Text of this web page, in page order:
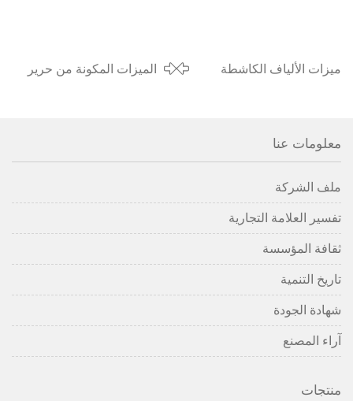
ميزات الألياف الكاشطة
الميزات المكونة من حرير
معلومات عنا
ملف الشركة
تفسير العلامة التجارية
ثقافة المؤسسة
تاريخ التنمية
شهادة الجودة
آراء المصنع
منتجات